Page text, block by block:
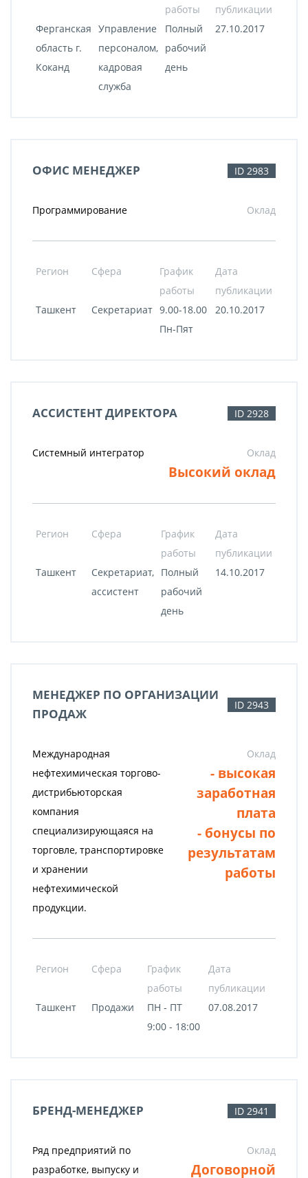
работы
публикации
Ферганская
область г.
Коканд
Управление
персоналом,
кадровая
служба
Полный
рабочий
день
27.10.2017
ОФИС МЕНЕДЖЕР ID 2983
Программирование Оклад
Регион Сфера
График
работы
Дата
публикации
Ташкент
Секретариат 9.00-18.00
Пн-Пят
20.10.2017
АССИСТЕНТ ДИРЕКТОРА ID 2928
Системный интегратор Оклад
Высокий оклад
Регион Сфера
График
работы
Дата
публикации
Ташкент
Секретариат,
ассистент
Полный
рабочий
день
14.10.2017
МЕНЕДЖЕР ПО ОРГАНИЗАЦИИ
ПРОДАЖ
ID 2943
Международная
нефтехимическая торгово-
дистрибьюторская
компания
специализирующаяся на
торговле, транспортировке
и хранении
нефтехимической
продукции.
Оклад
- высокая
заработная
плата
- бонусы по
результатам
работы
Регион Сфера
График
работы
Дата
публикации
Ташкент
Продажи
ПН - ПТ
9:00 - 18:00
07.08.2017
БРЕНД-МЕНЕДЖЕР ID 2941
Ряд предприятий по
разработке, выпуску и
Оклад
Договорной